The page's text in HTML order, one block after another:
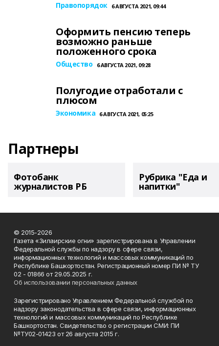
Правопорядок 6 АВГУСТА 2021, 09:44
Оформить пенсию теперь
возможно раньше
положенного срока
Общество 6 АВГУСТА 2021, 09:28
Полугодие отработали с
плюсом
Экономика 6 АВГУСТА 2021, 05:25
Партнеры
Фотобанк
журналистов РБ
Рубрика "Еда и
напитки"
© 2015-2026
Газета «Зилаирские огни» зарегистрирована в Управлении
Федеральной службы по надзору в сфере связи,
информационных технологий и массовых коммуникаций по
Республике Башкортостан. Регистрационный номер ПИ № ТУ
02 - 01866 от 29.05.2025 г.
Об использовании персональных данных
Зарегистрировано Управлением Федеральной службой по
надзору законодательства в сфере связи, информационных
технологий и массовых коммуникаций по Республике
Башкортостан. Свидетельство о регистрации СМИ: ПИ
№ТУ02-01423 от 26 августа 2015 г.